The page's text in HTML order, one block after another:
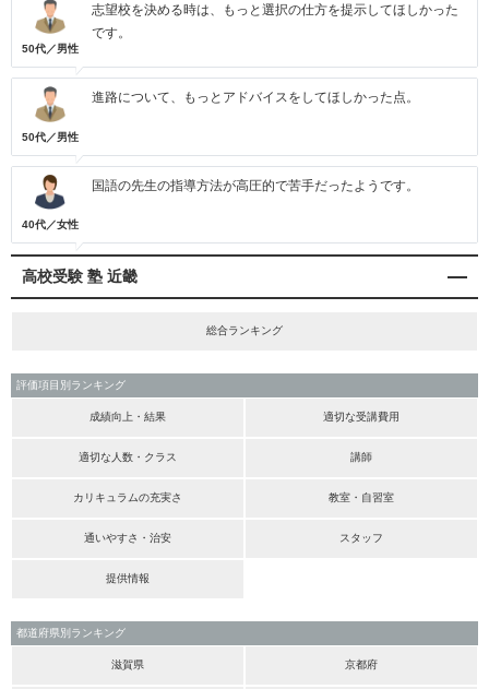
50代／男性
志望校を決める時は、もっと選択の仕方を提示してほしかった
です。
50代／男性
進路について、もっとアドバイスをしてほしかった点。
40代／女性
国語の先生の指導方法が高圧的で苦手だったようです。
高校受験 塾 近畿
総合ランキング
評価項目別ランキング
成績向上・結果 適切な受講費用
適切な人数・クラス 講師
カリキュラムの充実さ 教室・自習室
通いやすさ・治安 スタッフ
提供情報
都道府県別ランキング
滋賀県 京都府